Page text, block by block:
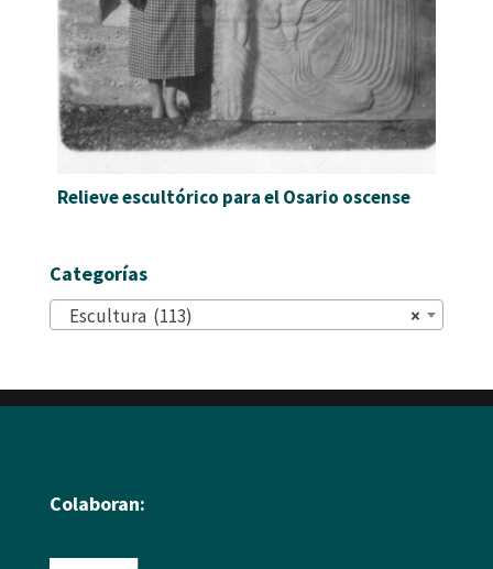
Relieve escultórico para el Osario oscense
Categorías
×
Escultura (113)
Colaboran: